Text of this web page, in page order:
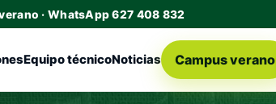
· WhatsApp 627 408 832
Equipo técnicoNoticias Campus verano